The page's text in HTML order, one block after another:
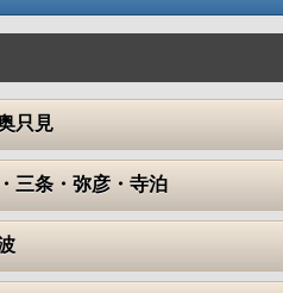
只見
三条・弥彦・寺泊